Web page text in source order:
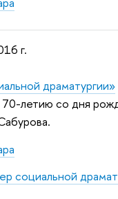
г.
драматургии»
летию со дня
социальной